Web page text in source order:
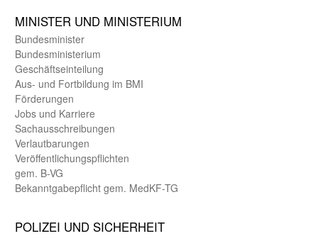
MINISTER UND MINIST­ERIUM
Bundes­minister
Bundes­ministerium
Geschäfts­einteilung
Aus- und Fortbildung im BMI
Förderungen
Jobs und Karriere
Sachaus­schreibungen
Verlautbarungen
Veröffentlichungspflichten
gem. B-VG
Bekanntgabepflicht gem. MedKF-TG
POLIZEI UND SICHER­HEIT